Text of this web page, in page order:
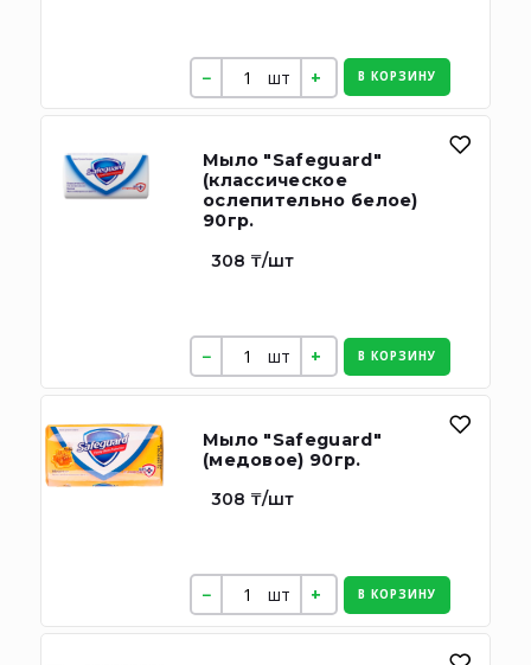
шт В КОРЗИНУ
Мыло "Safeguard"
(классическое
ослепительно белое)
90гр.
308 ₸/шт
шт В КОРЗИНУ
Мыло "Safeguard"
(медовое) 90гр.
308 ₸/шт
шт В КОРЗИНУ